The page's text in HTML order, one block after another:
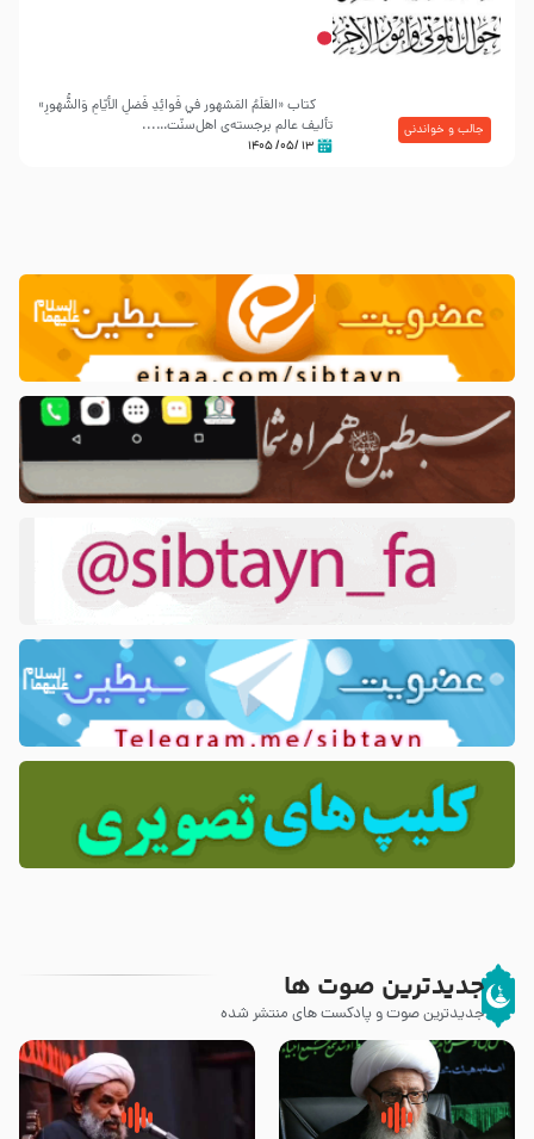
جالب و خواندنی
کتاب «العَلَمُ المَشهور في فَوائِدِ فَضلِ الأيّامِ وَالشُّهورِ»
تألیف عالم برجسته‌ی اهل‌سنّت…...
۱۳ /۰۵/ ۱۴۰۵
جدیدترین صوت ها
جدیدترین صوت و پادکست های منتشر شده